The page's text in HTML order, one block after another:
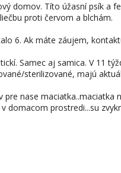
domov. Títo úžasní psík
proti červom a blchám.
6. Ak máte záujem,
Samec aj samica. V 11
sterilizované, majú
nase
prostredi...su